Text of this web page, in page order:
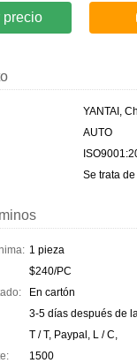
precio
YANTAI,
AUTO
Se trata de
1 pieza
$240/PC
En cartón
3-5 días después de
T / T, Paypal, L / C,
1500